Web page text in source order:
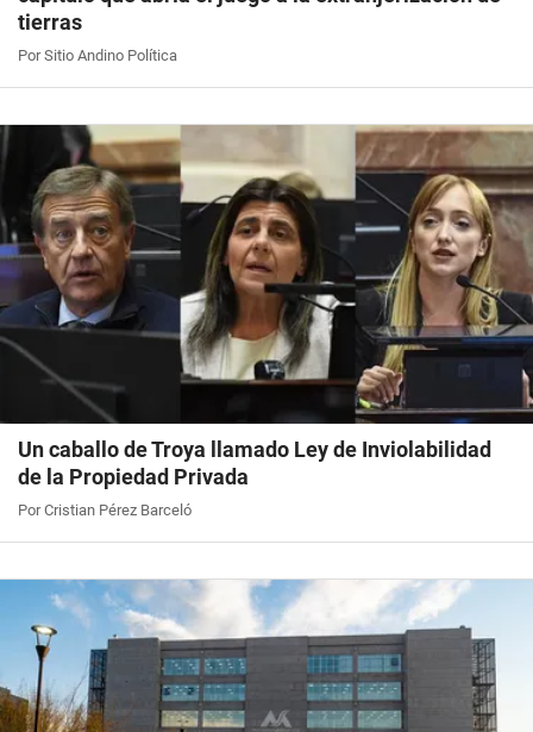
tierras
Por Sitio Andino Política
Un caballo de Troya llamado Ley de Inviolabilidad
de la Propiedad Privada
Por Cristian Pérez Barceló